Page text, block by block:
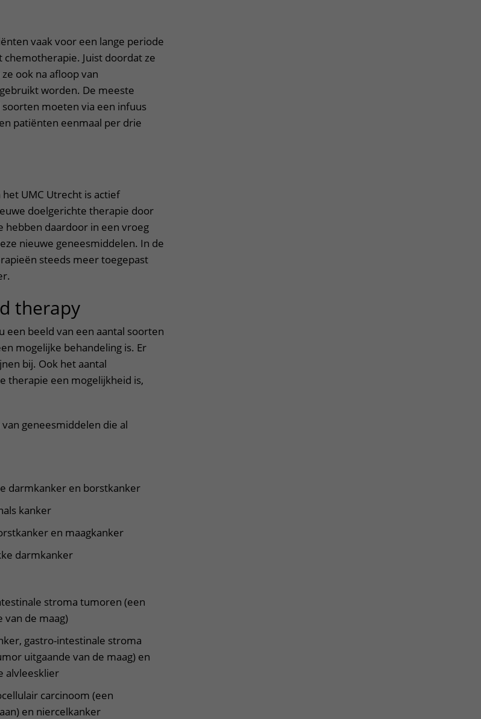
vaak voor een lange periode
Juist doordat ze
ook na afloop van
worden. De meeste
moeten via een infuus
patiënten eenmaal per drie
UMC Utrecht is actief
doelgerichte therapie door
hebben daardoor in een vroeg
nieuwe geneesmiddelen. In de
steeds meer toegepast
therapy
een beeld van een aantal soorten
mogelijke behandeling is. Er
bij. Ook het aantal
therapie een mogelijkheid is,
geneesmiddelen die al
darmkanker en borstkanker
kanker
en maagkanker
darmkanker
stroma tumoren (een
de maag)
gastro-intestinale stroma
uitgaande van de maag) en
alvleesklier
carcinoom (een
en niercelkanker